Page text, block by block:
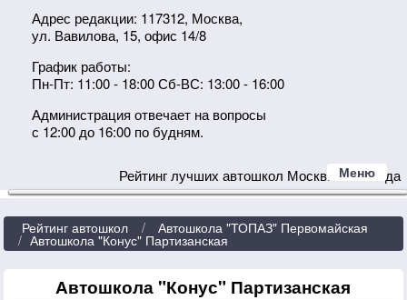
Адрес редакции: 117312, Москва,
ул. Вавилова, 15, офис 14/8
График работы:
Пн-Пт: 11:00 - 18:00 Сб-ВС: 13:00 - 16:00
Администрация отвечает на вопросы
с 12:00 до 16:00 по будням.
Рейтинг лучших автошкол Москвы 2024 года
Меню
Рейтинг автошкол Автошкола "ТОПАЗ" Первомайская
Автошкола "Конус" Партизанская
Автошкола "Конус" Партизанская